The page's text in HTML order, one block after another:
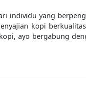
individu yang
kopi
ayo bergabung